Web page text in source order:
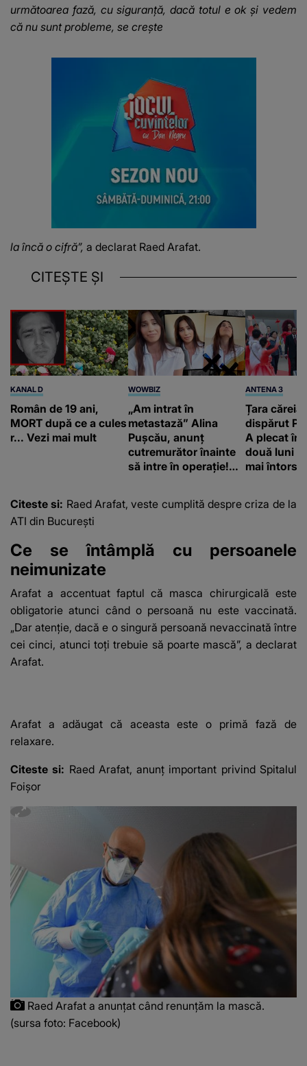
următoarea fază, cu siguranţă, dacă totul e ok şi vedem
că nu sunt probleme, se creşte
la încă o cifră”, a declarat Raed Arafat.
CITEȘTE ȘI
KANAL D
Român de 19 ani,
MORT după ce a cules
r... Vezi mai mult
WOWBIZ
„Am intrat în
metastază” Alina
Pușcău, anunț
cutremurător înainte
să intre în operație!
fanilor
ANTENA 3
Țara căreia
dispărut
A plecat în
două luni
mai întors
Citeste si: Raed Arafat, veste cumplită despre criza de la
ATI din București
Ce se întâmplă cu persoanele
neimunizate
Arafat a accentuat faptul că masca chirurgicală este
obligatorie atunci când o persoană nu este vaccinată.
„Dar atenţie, dacă e o singură persoană nevaccinată între
cei cinci, atunci toţi trebuie să poarte mască”, a declarat
Arafat.
Arafat a adăugat că aceasta este o primă fază de
relaxare.
Citeste si: Raed Arafat, anunţ important privind Spitalul
Foişor
Raed Arafat a anunțat când renunțăm la mască.
(sursa foto: Facebook)